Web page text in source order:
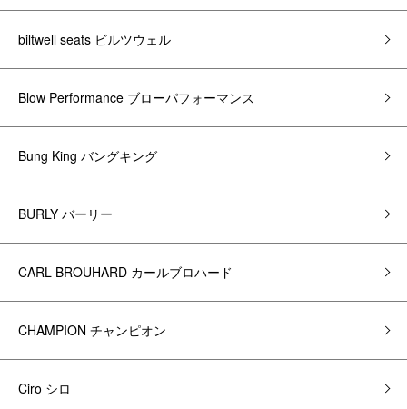
biltwell seats ビルツウェル
Blow Performance ブローパフォーマンス
Bung King バングキング
BURLY バーリー
CARL BROUHARD カールブロハード
CHAMPION チャンピオン
Ciro シロ